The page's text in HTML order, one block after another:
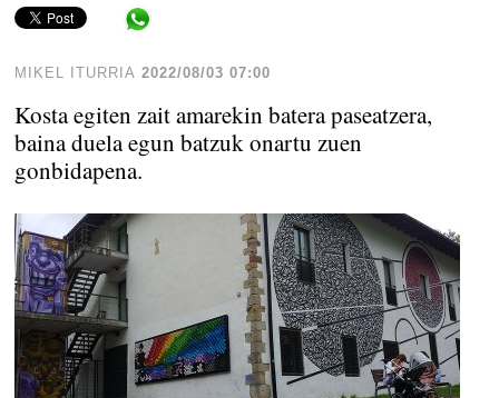
MIKEL ITURRIA 2022/08/03 07:00
Kosta egiten zait amarekin batera paseatzera,
baina duela egun batzuk onartu zuen
gonbidapena.